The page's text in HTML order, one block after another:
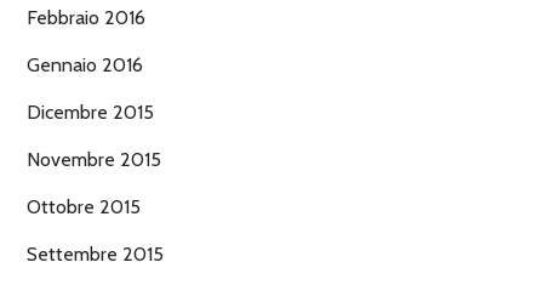
Febbraio 2016
Gennaio 2016
Dicembre 2015
Novembre 2015
Ottobre 2015
Settembre 2015